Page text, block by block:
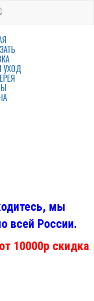
УХОД
мы
всей России.
10000р скидка